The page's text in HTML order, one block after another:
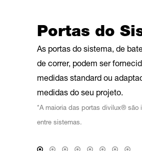
Portas do
As portas do sistema, de
de correr, podem ser
medidas standard ou
medidas do seu projeto.
*A maioria das portas divilux® são
entre sistemas.